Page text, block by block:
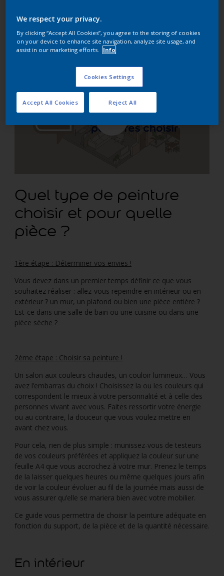
Quel type de peinture
choisir et pour quelle
pièce ?
1ère étape : Déterminer vos envies !
Vous devez dans un premier temps définir ce que vous
souhaitez réaliser : allez-vous repeindre en intérieur ou en
extérieur ? un mur, un plafond ou bien une pièce entière ?
Est-ce dans une salle de bain ou une cuisine ou dans une
pièce sèche ?
2ème étape : Choisir sa peinture !
Un salon aux couleurs chaudes, un couloir lumineux… Vous
avez l’embarras du choix ! Choisissez la ou les couleurs qui
correspondent le mieux à votre personnalité et à celle des
personnes vivant avec vous. Faites ressortir votre énergie
ou au contraire, la douceur que vous voulez mettre en
avant chez vous.
Pour cela, rien de plus simple : munissez-vous de testeurs
de vos couleurs préférées et appliquez la couleur sur une
feuille A4 que vous accrochez à votre mur. Prenez le temps
de la laisser quelques heures ou même quelques jours afin
de voir la couleur évoluer au fil de la journée mais aussi de
vous assurer qu’elle se mariera bien avec votre mobilier.
Ce guide vous permettra de choisir la peinture adéquate en
fonction du support, de la pièce et de la quantité nécessaire.
En intérieur
We respect your privacy.
By clicking “Accept All Cookies”, you agree to the storing of cookies
on your device to enhance site navigation, analyze site usage, and
assist in our marketing efforts.
Info
Cookies Settings
Reject All
Accept All Cookies